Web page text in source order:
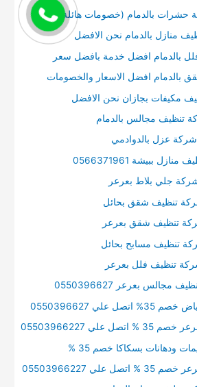
حشرات بالدمام (خصومات هائلة)
منازل بالدمام نحن الافضل
بالدمام افضل خدمة بافضل سعر
بالدمام افضل الاسعار والخصومات
مكيفات بجازان نحن الافضل
تنظيف مجالس بالدمام
شركة عزل بالدوادمي
ببيشة 0566371961
جلي بلاط بعرعر
تنظيف شقق بحائل
تنظيف شقق بعرعر
تنظيف مسابح بحائل
تنظيف فلل بعرعر
بعرعر 0550396627
علي 0550396627
علي 05503966227
ودهانات بسكاكا خصم 35 %
علي 05503966227